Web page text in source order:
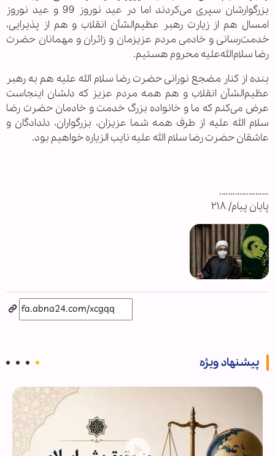
بزرگوارشان سپری می‌کردند اما در عید نوروز 99 و عید نوروز
امسال هم از زیارت رهبر عظیم‌الشأن انقلاب و هم از پذیرایی،
خدمت‌رسانی و خادمی مردم عزیزمان و زائران و مهمانان حضرت
رضا سلام‌الله‌علیه محروم هستیم.
بنده از کنار مضجع نورانی حضرت رضا سلام الله علیه هم به رهبر
عظیم‌الشأن انقلاب و هم همه مردم عزیز که دلشان اینجاست
عرض می‌کنم که ما و خانواده بزرگ خدمت و خادمان حضرت رضا
سلام الله علیه از طرف همه شما عزیزان، بزرگواران، دلدادگان و
عاشقان حضرت رضا سلام الله علیه نایب الزیاره خواهیم بود.
………………….
پایان پیام/ ۲۱۸
پیشنهاد ویژه